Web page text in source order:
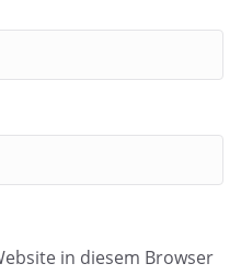
in diesem Browser